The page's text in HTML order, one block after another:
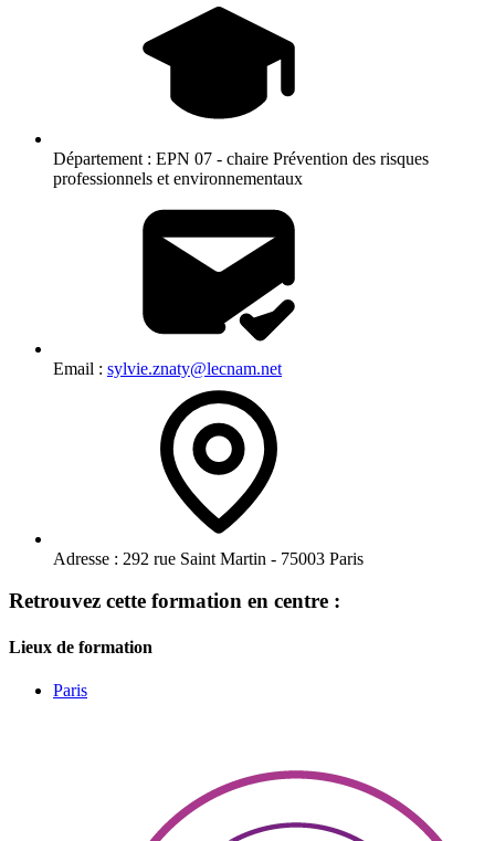
Département : EPN 07 - chaire Prévention des risques
professionnels et environnementaux
Email : sylvie.znaty@lecnam.net
Adresse : 292 rue Saint Martin - 75003 Paris
Retrouvez cette formation en centre :
Lieux de formation
Paris